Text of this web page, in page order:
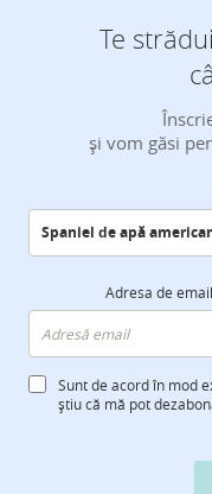
Te
și vom găsi
Adresa de
Sunt de acord în mod
știu că mă pot